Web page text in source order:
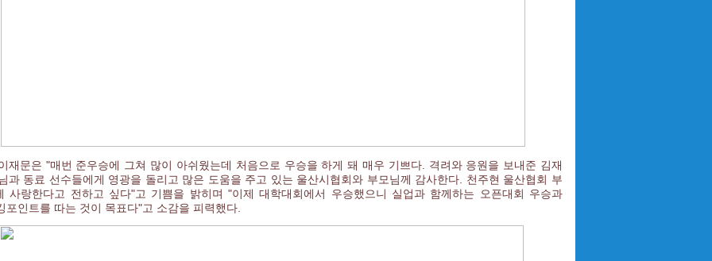
재문은 "매번 준우승에 그쳐 많이 아쉬웠는데 처음으로 우승을 하게 돼 매우 기쁘다. 격려와 응원을 보내준 김재
과 동료 선수들에게 영광을 돌리고 많은 도움을 주고 있는 울산시협회와 부모님께 감사한다. 천주현 울산협회 부
사랑한다고 전하고 싶다"고 기쁨을 밝히며 "이제 대학대회에서 우승했으니 실업과 함께하는 오픈대회 우승과
포인트를 따는 것이 목표다"고 소감을 피력했다.